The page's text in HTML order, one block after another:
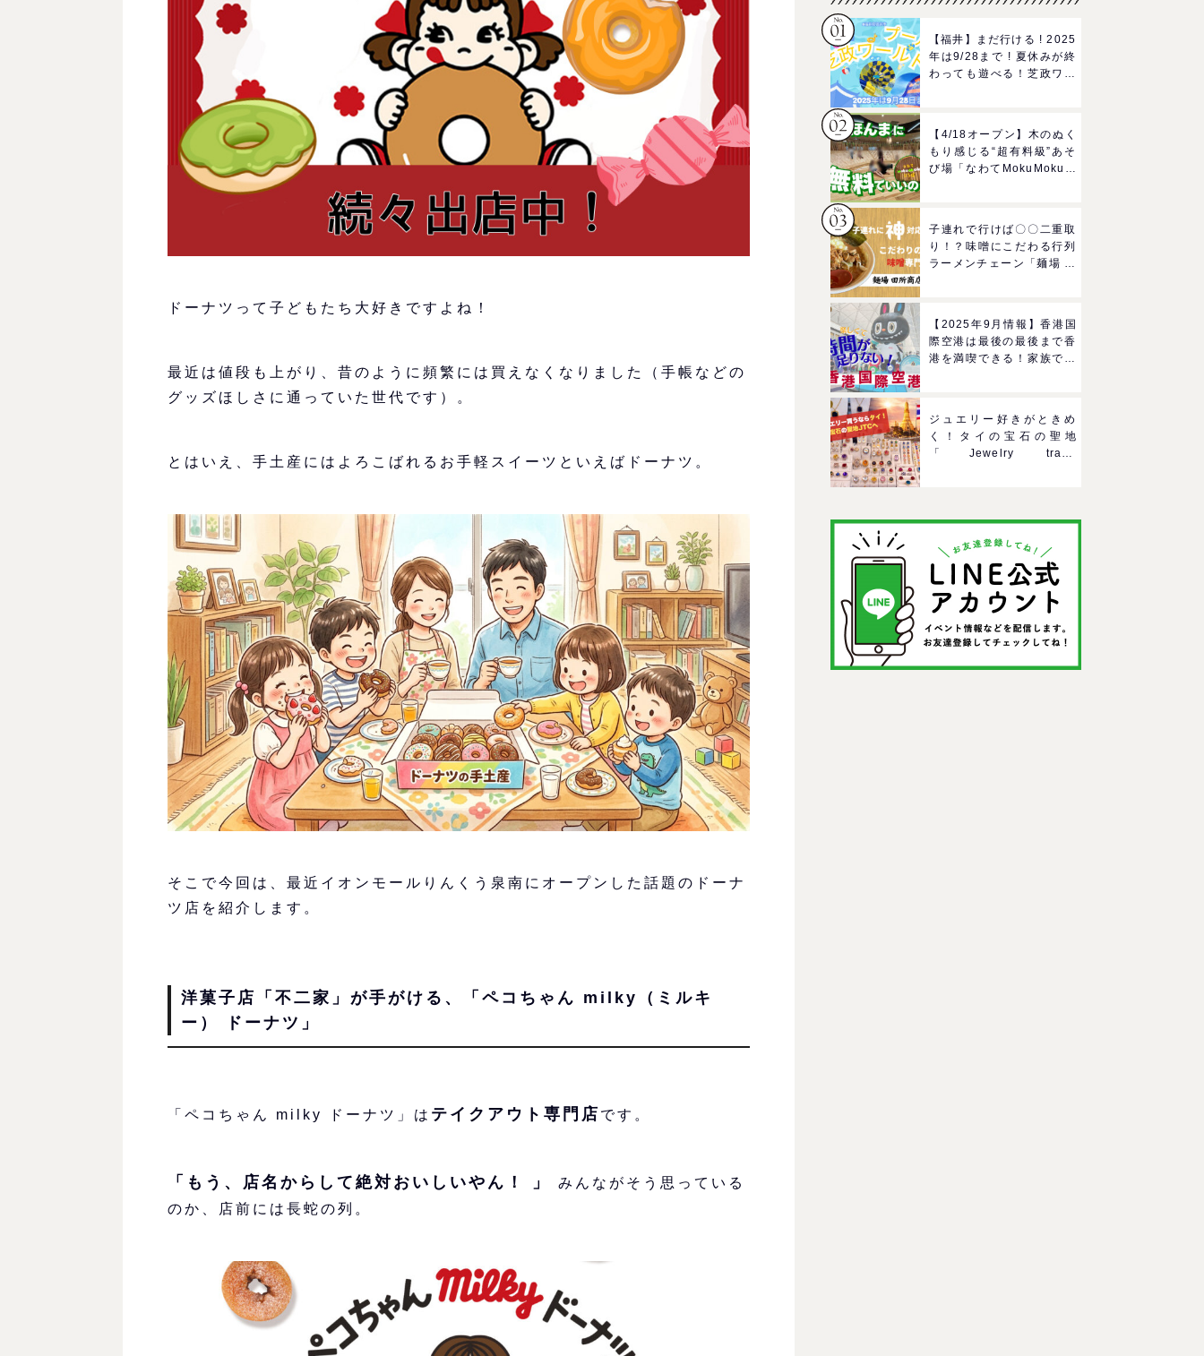
ドーナツって子どもたち大好きですよね！
最近は値段も上がり、昔のように頻繁には買えなくなりました（手帳などの
グッズほしさに通っていた世代です）。
とはいえ、手土産にはよろこばれるお手軽スイーツといえばドーナツ。
そこで今回は、最近イオンモールりんくう泉南にオープンした話題のドーナ
ツ店を紹介します。
洋菓子店「不二家」が手がける、
「ペコちゃん milky（ミルキ
ー） ドーナツ」
「ペコちゃん milky ドーナツ」は テイクアウト専門店 です。
「もう、店名からして絶対おいしいやん！ 」 みんながそう思っている
のか、店前には長蛇の列。
【福井】まだ行ける ! 2025
年は9/28まで ! 夏休みが終
わっても遊べる！芝政ワー
【4/18オープン】木のぬく
もり感じる“超有料級”あそ
び場「なわてMokuMokuひ
子連れで行けば〇〇二重取
り！？味噌にこだわる行列
ラーメンチェーン「麺場 田
【2025年9月情報】香港国
際空港は最後の最後まで香
港を満喫できる！家族で楽
ジュエリー好きがときめ
く！タイの宝石の聖地
「Jewelry trade